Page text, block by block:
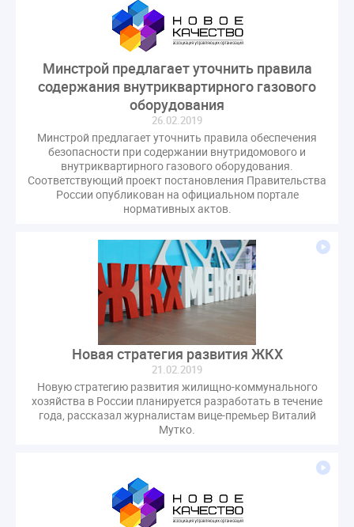
информационная система ЖКХ
мораторий
обсуждение
отчетность УК
персональные данные
реформирование ЖКХ
1 сентября
ВЦИОМ
Владимир Путин
ГУО
Геллер
Государственная дума
Дезинфекция
Дума
Законопроект Минстрой
Законопроект Пахомов Кошелев
Законопроект теплоснабжение ответственность
Качество
Кейс
Комиссия РСПП по ЖКХ
Конституционный Суд
Кошелев Пахомов
Лицензии М.Геллер
Награды Новая УК
Поручение Президента
Правительства РФ
Правительство диагностика
Праздники
РКЦ
Разъяснения
Резолюция
Соглашение о сотрудничестве
Стратегия развития ЖКХ 2030
Судебная практика ЖКХ
Требования
Минстрой предлагает уточнить правила
содержания внутриквартирного газового
оборудования
26.02.2019
Минстрой предлагает уточнить правила обеспечения
безопасности при содержании внутридомового и
внутриквартирного газового оборудования.​
Соответствующий проект постановления Правительства
России опубликован на официальном портале
нормативных актов.
Новая стратегия развития ЖКХ
21.02.2019
Новую стратегию развития жилищно-коммунального
хозяйства в России планируется разработать в течение
года, рассказал журналистам вице-премьер Виталий
Мутко.